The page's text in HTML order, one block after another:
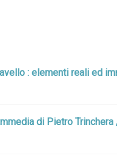
: elementi reali ed
di Pietro Trinchera